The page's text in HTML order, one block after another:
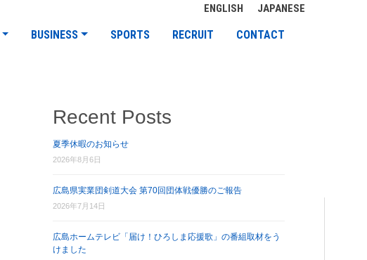
BUSINESS SPORTS RECRUIT CONTACT
ENGLISH JAPANESE
Recent Posts
夏季休暇のお知らせ
2026年8月6日
広島県実業団剣道大会 第70回団体戦優勝のご報告
2026年7月14日
広島ホームテレビ「届け！ひろしま応援歌」の番組取材をう
けました